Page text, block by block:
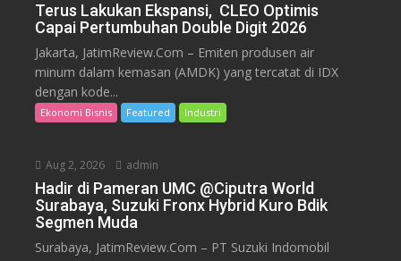
Terus Lakukan Ekspansi, CLEO Optimis
Capai Pertumbuhan Double Digit 2026
Jakarta, JatimReview.Com – Emiten produsen air
minum dalam kemasan (AMDK) yang tercatat di IDX
dengan kode...
Ekonomi Bisnis Featured Industri
Aug 2, 2026 admin
Hadir di Pameran UMC @Ciputra World
Surabaya, Suzuki Fronx Hybrid Kuro Bdik
Segmen Muda
Surabaya, JatimReview.Com – PT Suzuki Indomobil